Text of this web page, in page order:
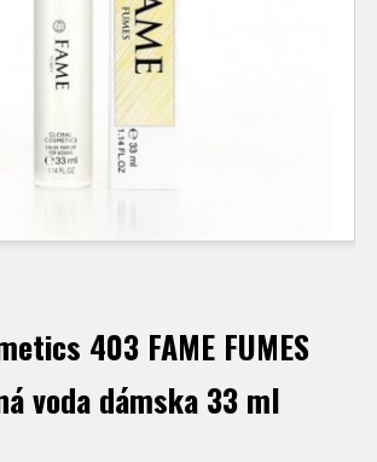
403 FAME FUMES
voda dámska 33 ml